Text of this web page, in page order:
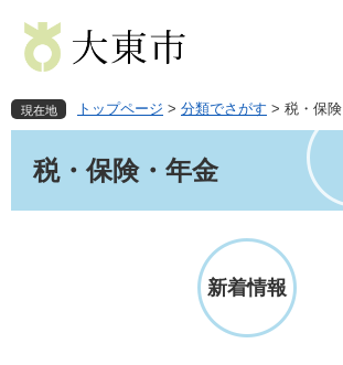
先
頭
を
飛
現在地 トップページ > 分類でさがす > 税・保
税・保険・年金
新着情報